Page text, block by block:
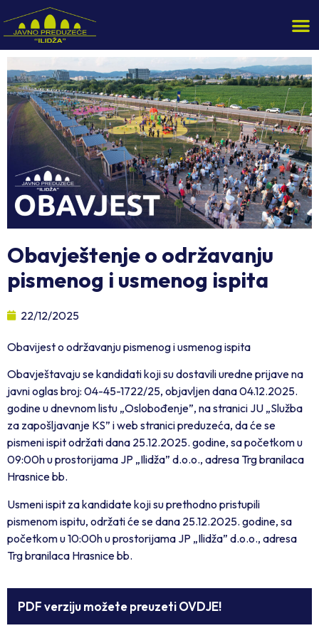
Obavještenje o održavanju
pismenog i usmenog ispita
22/12/2025
Obavijest o održavanju pismenog i usmenog ispita
Obavještavaju se kandidati koji su dostavili uredne prijave na
javni oglas broj: 04-45-1722/25, objavljen dana 04.12.2025.
godine u dnevnom listu „Oslobođenje”, na stranici JU „Služba
za zapošljavanje KS” i web stranici preduzeća, da će se
pismeni ispit održati dana 25.12.2025. godine, sa početkom u
09:00h u prostorijama JP „Ilidža” d.o.o., adresa Trg branilaca
Hrasnice bb.
Usmeni ispit za kandidate koji su prethodno pristupili
pismenom ispitu, održati će se dana 25.12.2025. godine, sa
početkom u 10:00h u prostorijama JP „Ilidža” d.o.o., adresa
Trg branilaca Hrasnice bb.
PDF verziju možete preuzeti OVDJE!